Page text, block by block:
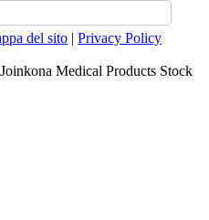
del sito | Privacy Policy
Medical Products Stock